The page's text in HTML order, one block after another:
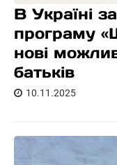
В Україні
програму
нові
батьків
10.11.2025